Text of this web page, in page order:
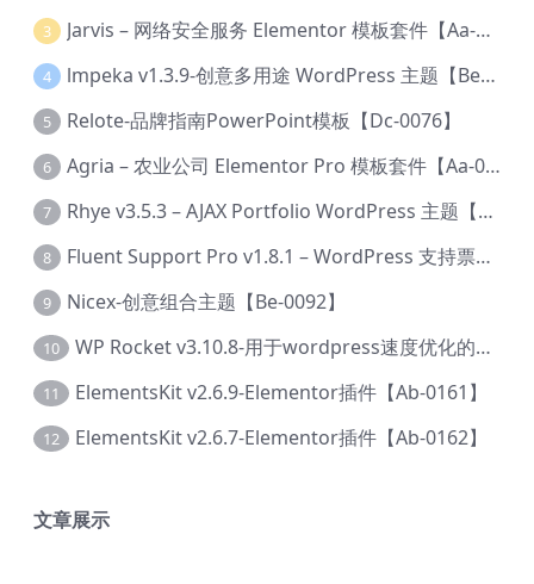
3 Jarvis – 网络安全服务 Elementor 模板套件【Aa-0035】
4 lmpeka v1.3.9-创意多用途 WordPress 主题【Be-0064】
5 Relote-品牌指南PowerPoint模板【Dc-0076】
6 Agria – 农业公司 Elementor Pro 模板套件【Aa-0003】
7 Rhye v3.5.3 – AJAX Portfolio WordPress 主题【Bi-0049】
8 Fluent Support Pro v1.8.1 – WordPress 支持票务系统【Cc-0041】
9 Nicex-创意组合主题【Be-0092】
10 WP Rocket v3.10.8-用于wordpress速度优化的缓存加速插件【Cd-0019】
11 ElementsKit v2.6.9-Elementor插件【Ab-0161】
12 ElementsKit v2.6.7-Elementor插件【Ab-0162】
文章展示